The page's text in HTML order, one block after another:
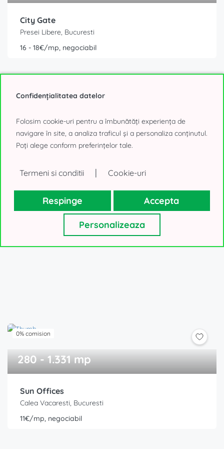
City Gate
Presei Libere, Bucuresti
16 - 18€/mp, negociabil
0% comision
140 - 860 mp
Hundertwasser House
Caramfil, Bucuresti
11€/mp, negociabil
0% comision
280 - 1.331 mp
Sun Offices
Calea Vacaresti, Bucuresti
11€/mp, negociabil
Confidențialitatea datelor
Folosim cookie-uri pentru a îmbunătăți experiența de
navigare în site, a analiza traficul și a personaliza conținutul.
Poți alege conform preferințelor tale.
Termeni si conditii | Cookie-uri
Respinge Accepta
Personalizeaza